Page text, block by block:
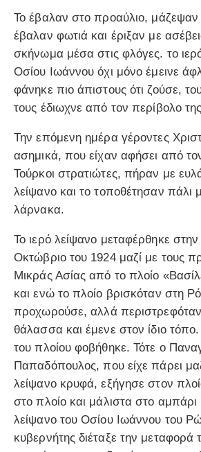
Το έβαλαν στο προαύλιο,
έβαλαν φωτιά και έριξαν με
σκήνωμα μέσα στις φλόγες. το
Οσίου Ιωάννου όχι μόνο έμεινε
φάνηκε πιο άπιστους ότι ζούσε,
τους έδιωχνε από τον περίβολο
Την επόμενη ημέρα γέροντες
ασημικά, που είχαν αφήσει από
Τούρκοι στρατιώτες, πήραν με
λείψανο και το τοποθέτησαν πάλι
λάρνακα.
Το ιερό λείψανο μεταφέρθηκε
Οκτώβριο του 1924 μαζί με τους
Μικράς Ασίας από το πλοίο
και ενώ το πλοίο βρισκόταν στη
προχωρούσε, αλλά
θάλασσα και έμενε στον ίδιο
του πλοίου φοβήθηκε. Τότε ο
Παπαδόπουλος, που είχε πάρει
λείψανο κρυφά, εξήγησε στον
στο πλοίο και μάλιστα στο αμπάρι
λείψανο του Οσίου Ιωάννου του
κυβερνήτης διέταξε την μεταφορά